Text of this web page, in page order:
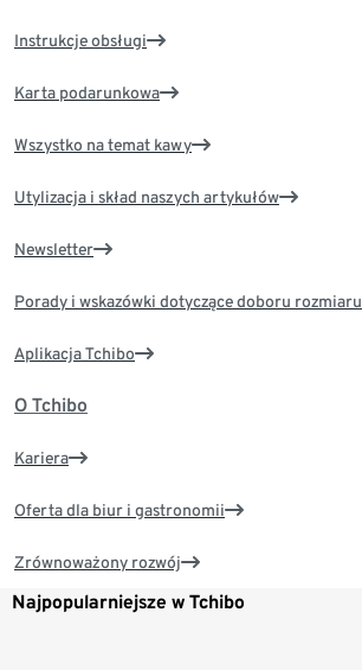
Instrukcje obsługi
Karta podarunkowa
Wszystko na temat kawy
Utylizacja i skład naszych artykułów
Newsletter
Porady i wskazówki dotyczące doboru rozmiaru
Aplikacja Tchibo
O Tchibo
Kariera
Oferta dla biur i gastronomii
Zrównoważony rozwój
Najpopularniejsze w Tchibo